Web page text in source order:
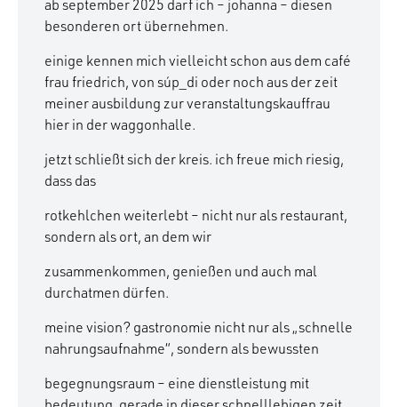
ab september 2025 darf ich – johanna – diesen
besonderen ort übernehmen.
einige kennen mich vielleicht schon aus dem café
frau friedrich, von súp_di oder noch aus der zeit
meiner ausbildung zur veranstaltungskauffrau
hier in der waggonhalle.
jetzt schließt sich der kreis. ich freue mich riesig,
dass das
rotkehlchen weiterlebt – nicht nur als restaurant,
sondern als ort, an dem wir
zusammenkommen, genießen und auch mal
durchatmen dürfen.
meine vision? gastronomie nicht nur als „schnelle
nahrungsaufnahme“, sondern als bewussten
begegnungsraum – eine dienstleistung mit